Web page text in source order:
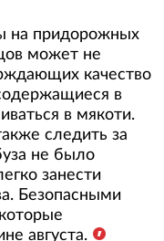
на придорожных
может не
качество
в
в мякоти.
следить за
не было
занести
Безопасными
августа.